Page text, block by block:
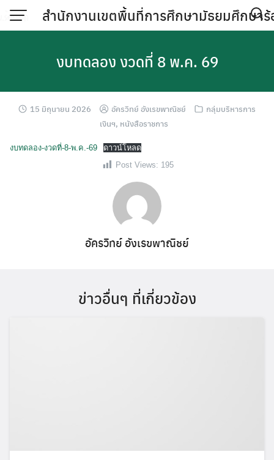
สำนักงานเขตพื้นที่การศึกษามัธยมศึกษาร้
งบทดลอง งวดที่ 8 พ.ค. 69
15 มิถุนายน 2026 อัครวิทย์ อังเรขพาณิชย์
กลุ่มบริหารการ
เงินฯ, หนังสือราชการ
งบทดลอง-งวดที่-8-พ.ค.-69
ดาวน์โหลด
Post Views: 195
อัครวิทย์ อังเรขพาณิชย์
ข่าวอื่นๆ ที่เกี่ยวข้อง